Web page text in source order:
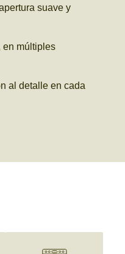
suave y
en múltiples
al detalle en cada